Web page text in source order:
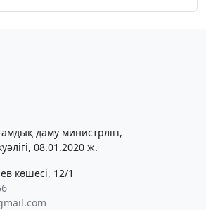
даму министрлігі,
08.01.2020 ж.
көшесі, 12/1